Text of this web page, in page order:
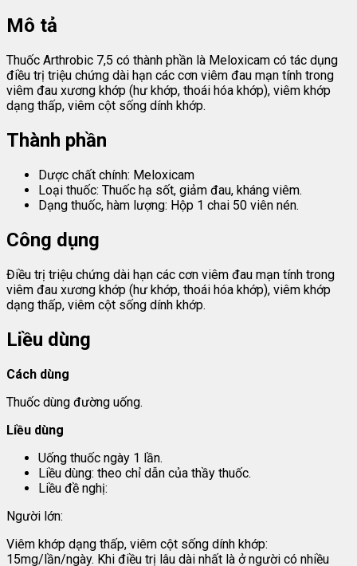
Mô tả
Thuốc Arthrobic 7,5 có thành phần là Meloxicam có tác dụng
điều trị triệu chứng dài hạn các cơn viêm đau mạn tính trong
viêm đau xương khớp (hư khớp, thoái hóa khớp), viêm khớp
dạng thấp, viêm cột sống dính khớp.
Thành phần
Dược chất chính: Meloxicam
Loại thuốc: Thuốc hạ sốt, giảm đau, kháng viêm.
Dạng thuốc, hàm lượng: Hộp 1 chai 50 viên nén.
Công dụng
Điều trị triệu chứng dài hạn các cơn viêm đau mạn tính trong
viêm đau xương khớp (hư khớp, thoái hóa khớp), viêm khớp
dạng thấp, viêm cột sống dính khớp.
Liều dùng
Cách dùng
Thuốc dùng đường uống.
Liều dùng
Uống thuốc ngày 1 lần.
Liều dùng: theo chỉ dẫn của thầy thuốc.
Liều đề nghị:
Người lớn:
Viêm khớp dạng thấp, viêm cột sống dính khớp:
15mg/lần/ngày. Khi điều trị lâu dài nhất là ở người có nhiều